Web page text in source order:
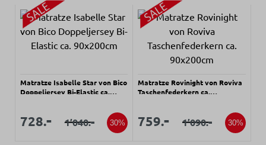
Matratze Isabelle Star von Bico
Doppeljersey Bi-Elastic ca.
Verkaufspreis:
Verkaufspreis:
728.- Regulärer Preis:
1’040.- 30%
Matratze Rovinight von Roviva
Taschenfederkern ca.
Verkaufspreis:
Verkaufspreis:
759.- Regulärer Preis:
1’090.- 30%